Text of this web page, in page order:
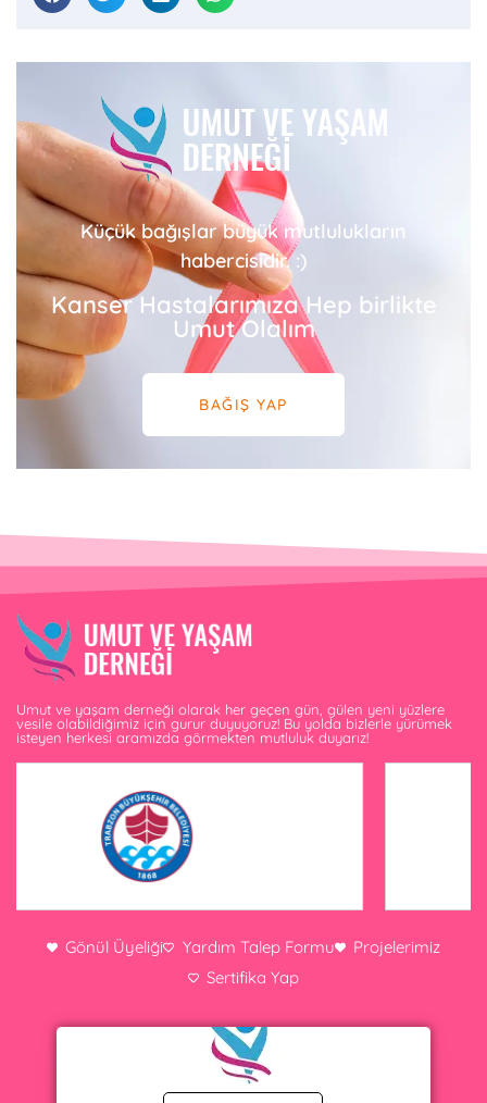
Küçük bağışlar büyük mutlulukların
habercisidir. :)
Kanser Hastalarımıza Hep birlikte
Umut Olalım
BAĞIŞ YAP
Umut ve yaşam derneği olarak her geçen gün, gülen yeni yüzlere
vesile olabildiğimiz için gurur duyuyoruz! Bu yolda bizlerle yürümek
isteyen herkesi aramızda görmekten mutluluk duyarız!
Gönül Üyeliği Yardım Talep Formu
Projelerimiz
Sertifika Yap